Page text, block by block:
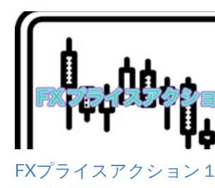
める人）
FXプライスアクション１